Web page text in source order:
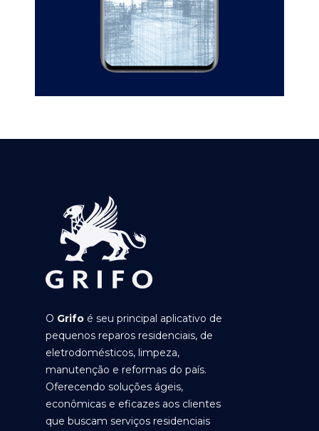
O Grifo é seu principal aplicativo de
pequenos reparos residenciais, de
eletrodomésticos, limpeza,
manutenção e reformas do país.
Oferecendo soluções ágeis,
econômicas e eficazes aos clientes
que buscam serviços residenciais